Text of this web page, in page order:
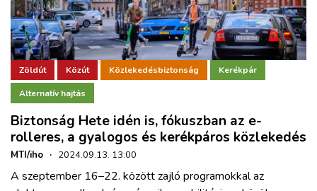
Zöldút Közút Közlekedésbiztonság Kerékpár
Alternatív hajtás
Biztonság Hete idén is, fókuszban az e-
rolleres, a gyalogos és kerékpáros közlekedés
MTI/iho · 2024.09.13. 13:00
A szeptember 16–22. között zajló programokkal az